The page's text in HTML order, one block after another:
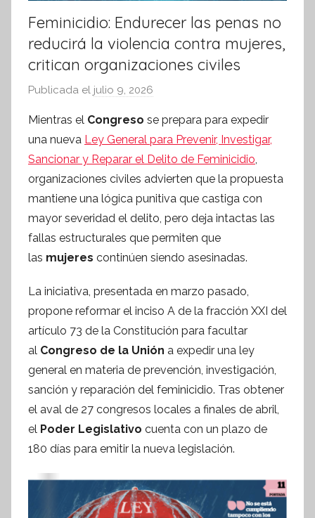
Feminicidio: Endurecer las penas no
reducirá la violencia contra mujeres,
critican organizaciones civiles
Publicada el julio 9, 2026
r
S
í
n
t
e
s
i
n
f
o
m
i
v
Mientras el Congreso se prepara para expedir
una nueva Ley General para Prevenir, Investigar,
Sancionar y Reparar el Delito de Feminicidio,
organizaciones civiles advierten que la propuesta
mantiene una lógica punitiva que castiga con
mayor severidad el delito, pero deja intactas las
fallas estructurales que permiten que
las mujeres continúen siendo asesinadas.
La iniciativa, presentada en marzo pasado,
propone reformar el inciso A de la fracción XXI del
artículo 73 de la Constitución para facultar
al Congreso de la Unión a expedir una ley
general en materia de prevención, investigación,
sanción y reparación del feminicidio. Tras obtener
el aval de 27 congresos locales a finales de abril,
el Poder Legislativo cuenta con un plazo de
180 días para emitir la nueva legislación.